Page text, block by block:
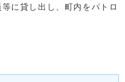
に貸し出し、町内をパトロ